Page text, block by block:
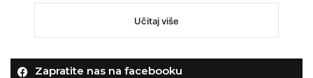
Učitaj više
Zapratite nas na facebooku